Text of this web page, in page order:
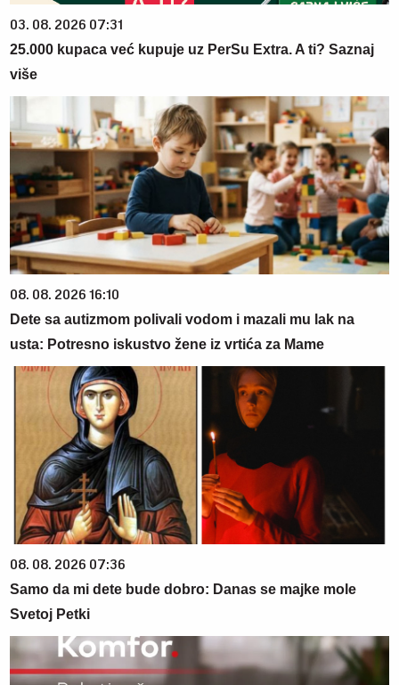
03. 08. 2026 07:31
25.000 kupaca već kupuje uz PerSu Extra. A ti? Saznaj
više
08. 08. 2026 16:10
Dete sa autizmom polivali vodom i mazali mu lak na
usta: Potresno iskustvo žene iz vrtića za Mame
08. 08. 2026 07:36
Samo da mi dete bude dobro: Danas se majke mole
Svetoj Petki